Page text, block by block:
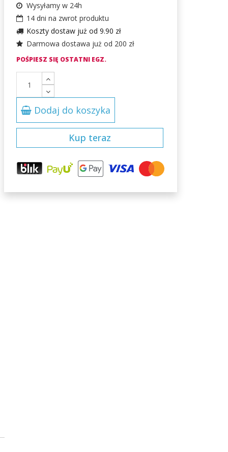
Wysyłamy w 24h
14 dni na zwrot produktu
Koszty dostaw już od 9.90 zł
Darmowa dostawa już od 200 zł
POŚPIESZ SIĘ OSTATNI EGZ.
Dodaj do koszyka
Kup teraz